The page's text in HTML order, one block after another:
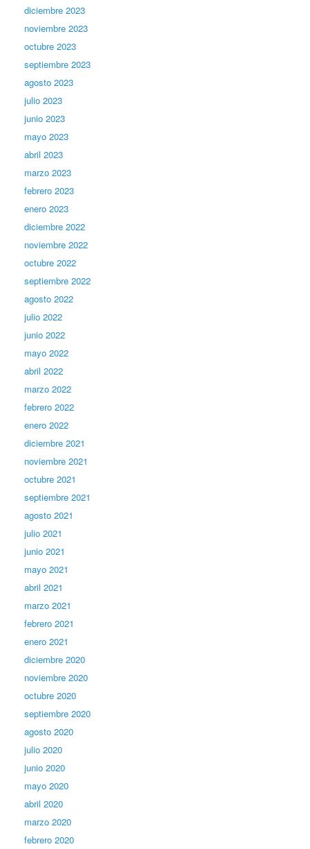
diciembre 2023
noviembre 2023
octubre 2023
septiembre 2023
agosto 2023
julio 2023
junio 2023
mayo 2023
abril 2023
marzo 2023
febrero 2023
enero 2023
diciembre 2022
noviembre 2022
octubre 2022
septiembre 2022
agosto 2022
julio 2022
junio 2022
mayo 2022
abril 2022
marzo 2022
febrero 2022
enero 2022
diciembre 2021
noviembre 2021
octubre 2021
septiembre 2021
agosto 2021
julio 2021
junio 2021
mayo 2021
abril 2021
marzo 2021
febrero 2021
enero 2021
diciembre 2020
noviembre 2020
octubre 2020
septiembre 2020
agosto 2020
julio 2020
junio 2020
mayo 2020
abril 2020
marzo 2020
febrero 2020